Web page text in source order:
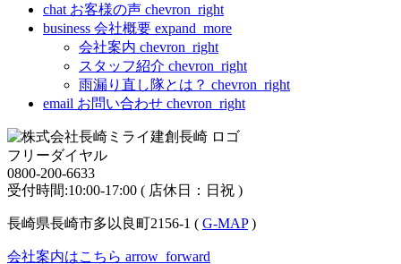
chat お客様の声 chevron_right
business 会社概要 expand_more
会社案内 chevron_right
スタッフ紹介 chevron_right
雨漏り直し隊とは？ chevron_right
email お問い合わせ chevron_right
フリーダイヤル
0800-200-6633
受付時間:10:00-17:00 ( 店休日：日祝 )
長崎県長崎市多以良町2156-1 ( G-MAP)
会社案内はこちら arrow_forward